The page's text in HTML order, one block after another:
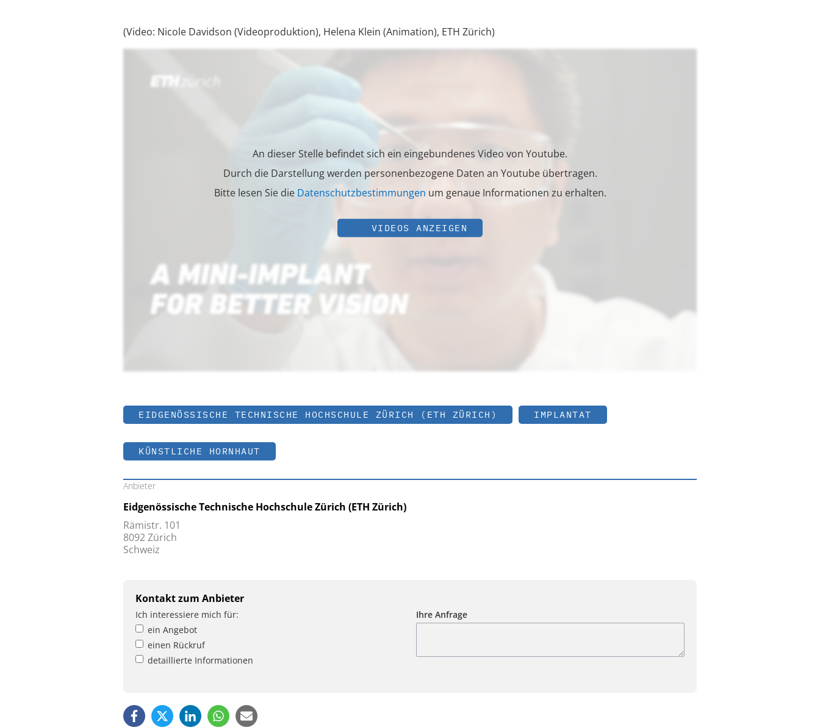
(Video: Nicole Davidson (Videoproduktion), Helena Klein (Animation), ETH Zürich)
An dieser Stelle befindet sich ein eingebundenes Video von Youtube.
Durch die Darstellung werden personenbezogene Daten an Youtube übertragen.
Bitte lesen Sie die Datenschutzbestimmungen um genaue Informationen zu erhalten.
VIDEOS ANZEIGEN
EIDGENÖSSISCHE TECHNISCHE HOCHSCHULE ZÜRICH (ETH ZÜRICH) IMPLANTAT
KÜNSTLICHE HORNHAUT
Anbieter
Eidgenössische Technische Hochschule Zürich (ETH Zürich)
Rämistr. 101
8092 Zürich
Schweiz
Kontakt zum Anbieter
Ich interessiere mich für:
ein Angebot
einen Rückruf
detaillierte Informationen
Ihre Anfrage